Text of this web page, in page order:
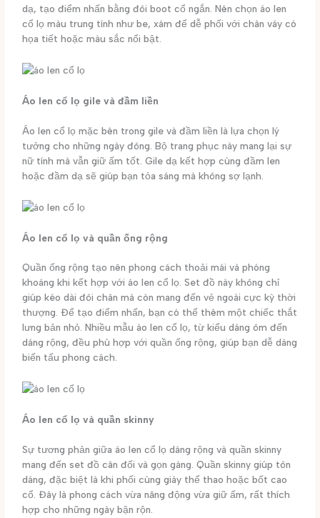
dạ, tạo điểm nhấn bằng đôi boot cổ ngắn. Nên chọn áo len
cổ lọ màu trung tính như be, xám để dễ phối với chân váy có
họa tiết hoặc màu sắc nổi bật.
Áo len cổ lọ gile và đầm liền
Áo len cổ lọ mặc bên trong gile và đầm liền là lựa chọn lý
tưởng cho những ngày đông. Bộ trang phục này mang lại sự
nữ tính mà vẫn giữ ấm tốt. Gile dạ kết hợp cùng đầm len
hoặc đầm dạ sẽ giúp bạn tỏa sáng mà không sợ lạnh.
Áo len cổ lọ và quần ống rộng
Quần ống rộng tạo nên phong cách thoải mái và phóng
khoáng khi kết hợp với áo len cổ lọ. Set đồ này không chỉ
giúp kéo dài đôi chân mà còn mang đến vẻ ngoài cực kỳ thời
thượng. Để tạo điểm nhấn, bạn có thể thêm một chiếc thắt
lưng bản nhỏ. Nhiều mẫu áo len cổ lọ, từ kiểu dáng ôm đến
dáng rộng, đều phù hợp với quần ống rộng, giúp bạn dễ dàng
biến tấu phong cách.
Áo len cổ lọ và quần skinny
Sự tương phản giữa áo len cổ lọ dáng rộng và quần skinny
mang đến set đồ cân đối và gọn gàng. Quần skinny giúp tôn
dáng, đặc biệt là khi phối cùng giày thể thao hoặc bốt cao
cổ. Đây là phong cách vừa năng động vừa giữ ấm, rất thích
hợp cho những ngày bận rộn.